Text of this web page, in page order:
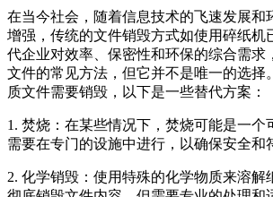
在当今社会，随着信息技术的飞速发展和
增强，传统的文件销毁方式如使用碎纸机
代企业对效率、保密性和环保的综合需求
文件的常见方法，但它并不是唯一的选择
质文件需要销毁，以下是一些替代方案：
1. 焚烧：在某些情况下，焚烧可能是一个
需要在专门的设施中进行，以确保安全和
2. 化学销毁：使用特殊的化学物质来溶解